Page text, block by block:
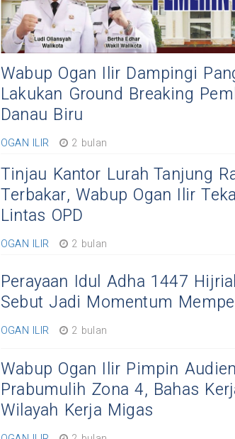
Wabup Ogan Ilir Dampingi
Lakukan Ground Breaking
Danau Biru
OGAN ILIR 2 bulan
Tinjau Kantor Lurah Tanjung
Terbakar, Wabup Ogan Ilir
Lintas OPD
OGAN ILIR 2 bulan
Perayaan Idul Adha 1447
Sebut Jadi Momentum
OGAN ILIR 2 bulan
Wabup Ogan Ilir Pimpin
Prabumulih Zona 4, Bahas
Wilayah Kerja Migas